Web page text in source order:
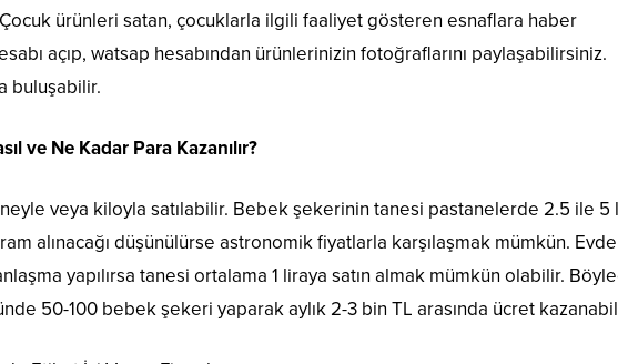
ürünleri satan, çocuklarla ilgili faaliyet gösteren esnaflara haber
açıp, watsap hesabından ürünlerinizin fotoğraflarını paylaşabilirsiniz.
buluşabilir.
ve Ne Kadar Para Kazanılır?
veya kiloyla satılabilir. Bebek şekerinin tanesi pastanelerde 2.5 ile 5
alınacağı düşünülürse astronomik fiyatlarla karşılaşmak mümkün. Evde
yapılırsa tanesi ortalama 1 liraya satın almak mümkün olabilir.
50-100 bebek şekeri yaparak aylık 2-3 bin TL arasında ücret